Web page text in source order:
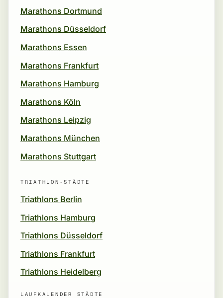
Marathons Dortmund
Marathons Düsseldorf
Marathons Essen
Marathons Frankfurt
Marathons Hamburg
Marathons Köln
Marathons Leipzig
Marathons München
Marathons Stuttgart
TRIATHLON-STÄDTE
Triathlons Berlin
Triathlons Hamburg
Triathlons Düsseldorf
Triathlons Frankfurt
Triathlons Heidelberg
LAUFKALENDER STÄDTE